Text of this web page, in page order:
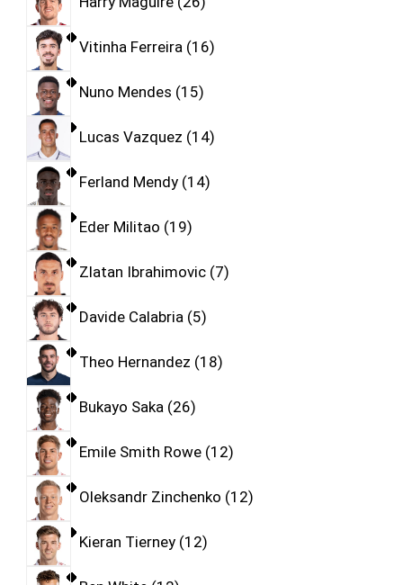
Vitinha Ferreira 16
Nuno Mendes 15
Lucas Vazquez 14
Ferland Mendy 14
Eder Militao 19
Zlatan Ibrahimovic 7
Davide Calabria 5
Theo Hernandez 18
Bukayo Saka 26
Emile Smith Rowe 12
Oleksandr Zinchenko 12
Kieran Tierney 12